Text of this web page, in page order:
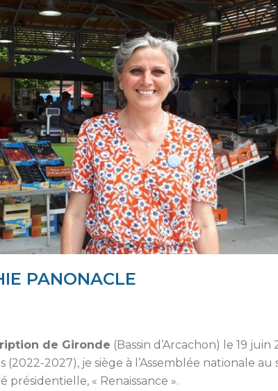
PANONACLE
de Gironde (Bassin d’Arcachon) le 19 juin
2027), je siège à l’Assemblée nationale au
« Renaissance ».